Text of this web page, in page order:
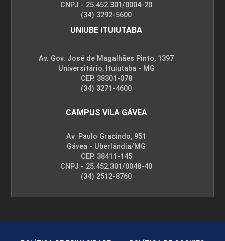
CNPJ - 25.452.301/0004-20
(34) 3292-5600
UNIUBE ITUIUTABA
Av. Gov. José de Magalhães Pinto, 1397
Universitário, Ituiutaba - MG
CEP. 38301-078
(34) 3271-4600
CAMPUS VILA GÁVEA
Av. Paulo Gracindo, 951
Gávea - Uberlândia/MG
CEP. 38411-145
CNPJ - 25.452.301/0048-40
(34) 2512-8760